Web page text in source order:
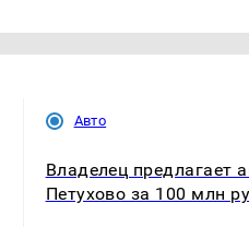
Авто
Владелец предлагает
Петухово за 100 млн